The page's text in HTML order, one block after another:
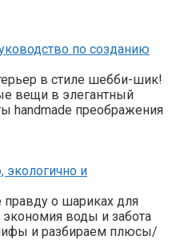
по созданию
в стиле шебби-шик!
вещи в элегантный
handmade преображения
экологично и
правду о шариках для
экономия воды и забота
и разбираем плюсы/